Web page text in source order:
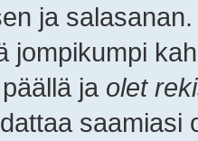
ja
jompikumpi
ja olet
saamiasi